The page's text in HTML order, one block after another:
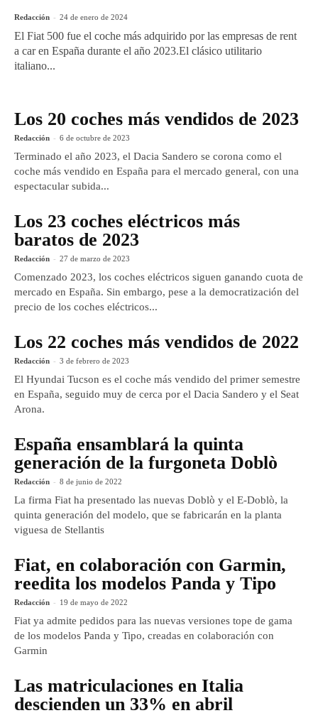
Redacción - 24 de enero de 2024
El Fiat 500 fue el coche más adquirido por las empresas de rent
a car en España durante el año 2023.El clásico utilitario
italiano...
Los 20 coches más vendidos de 2023
Redacción - 6 de octubre de 2023
Terminado el año 2023, el Dacia Sandero se corona como el
coche más vendido en España para el mercado general, con una
espectacular subida...
Los 23 coches eléctricos más
baratos de 2023
Redacción - 27 de marzo de 2023
Comenzado 2023, los coches eléctricos siguen ganando cuota de
mercado en España. Sin embargo, pese a la democratización del
precio de los coches eléctricos...
Los 22 coches más vendidos de 2022
Redacción - 3 de febrero de 2023
El Hyundai Tucson es el coche más vendido del primer semestre
en España, seguido muy de cerca por el Dacia Sandero y el Seat
Arona.
España ensamblará la quinta
generación de la furgoneta Doblò
Redacción - 8 de junio de 2022
La firma Fiat ha presentado las nuevas Doblò y el E-Doblò, la
quinta generación del modelo, que se fabricarán en la planta
viguesa de Stellantis
Fiat, en colaboración con Garmin,
reedita los modelos Panda y Tipo
Redacción - 19 de mayo de 2022
Fiat ya admite pedidos para las nuevas versiones tope de gama
de los modelos Panda y Tipo, creadas en colaboración con
Garmin
Las matriculaciones en Italia
descienden un 33% en abril